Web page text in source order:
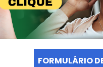
FORMULÁRIO